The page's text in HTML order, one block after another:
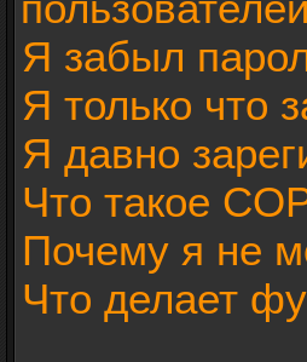
Я забыл
Я только что
Я давно
Что такое
Почему я не
Что делает